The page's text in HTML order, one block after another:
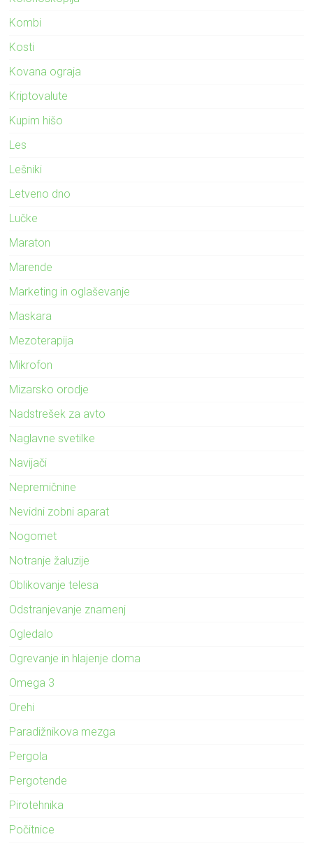
Kombi
Kosti
Kovana ograja
Kriptovalute
Kupim hišo
Les
Lešniki
Letveno dno
Lučke
Maraton
Marende
Marketing in oglaševanje
Maskara
Mezoterapija
Mikrofon
Mizarsko orodje
Nadstrešek za avto
Naglavne svetilke
Navijači
Nepremičnine
Nevidni zobni aparat
Nogomet
Notranje žaluzije
Oblikovanje telesa
Odstranjevanje znamenj
Ogledalo
Ogrevanje in hlajenje doma
Omega 3
Orehi
Paradižnikova mezga
Pergola
Pergotende
Pirotehnika
Počitnice